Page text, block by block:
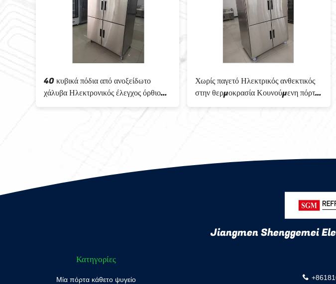
40 κυβικά πόδια από ανοξείδωτο
χάλυβα Ηλεκτρονικός έλεγχος όρθιο
Χωρίς παγετό Ηλεκτρικός ανθεκτικός
στην θερμοκρασία Κουνούμενη πόρτα
κουζίνα Στεκό ψυγείο Με
40
Jiangmen Shenggemei
Κατηγορίες
Μία πόρτα κάθετο ψυγείο